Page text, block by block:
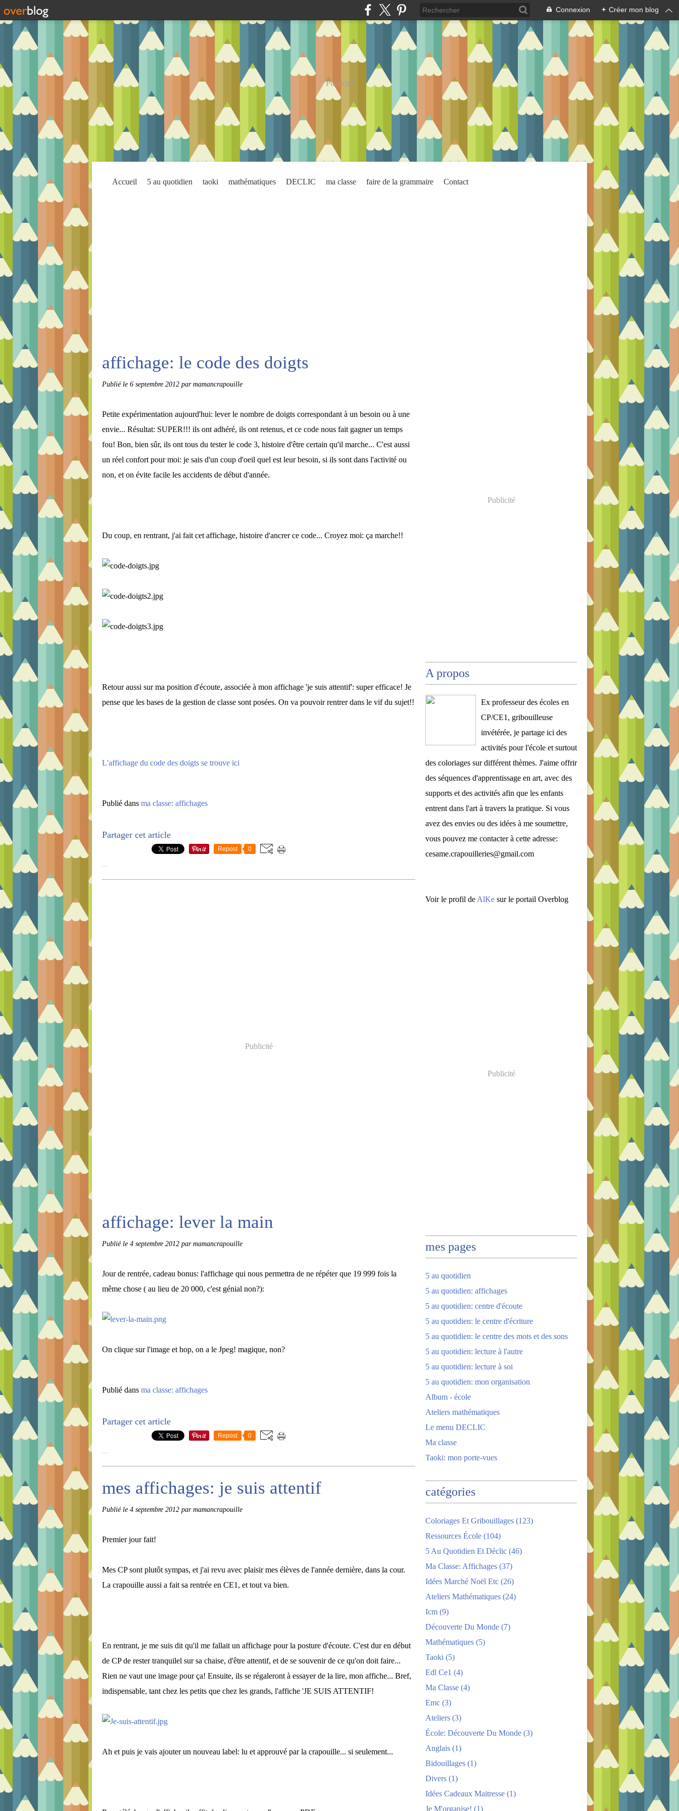
Connexion + Créer mon blog
Publicité
Accueil 5 au quotidien taoki mathématiques DECLIC ma classe faire de la grammaire Contact
affichage: le code des doigts
Publié le 6 septembre 2012 par mamancrapouille
Petite expérimentation aujourd'hui: lever le nombre de doigts correspondant à un besoin ou à une
envie... Résultat: SUPER!!! ils ont adhéré, ils ont retenus, et ce code nous fait gagner un temps
fou! Bon, bien sûr, ils ont tous du tester le code 3, histoire d'être certain qu'il marche... C'est aussi
un réel confort pour moi: je sais d'un coup d'oeil quel est leur besoin, si ils sont dans l'activité ou
non, et on évite facile les accidents de début d'année.
Du coup, en rentrant, j'ai fait cet affichage, histoire d'ancrer ce code... Croyez moi: ça marche!!
Retour aussi sur ma position d'écoute, associée à mon affichage 'je suis attentif': super efficace! Je
pense que les bases de la gestion de classe sont posées. On va pouvoir rentrer dans le vif du sujet!!
L'affichage du code des doigts se trouve ici
Publié dans ma classe: affichages
Partager cet article
Repost 0
Publicité
affichage: lever la main
Publié le 4 septembre 2012 par mamancrapouille
Jour de rentrée, cadeau bonus: l'affichage qui nous permettra de ne répéter que 19 999 fois la
même chose ( au lieu de 20 000, c'est génial non?):
On clique sur l'image et hop, on a le Jpeg! magique, non?
Publié dans ma classe: affichages
Partager cet article
Repost 0
mes affichages: je suis attentif
Publié le 4 septembre 2012 par mamancrapouille
Premier jour fait!
Mes CP sont plutôt sympas, et j'ai revu avec plaisir mes élèves de l'année dernière, dans la cour.
La crapouille aussi a fait sa rentrée en CE1, et tout va bien.
En rentrant, je me suis dit qu'il me fallait un affichage pour la posture d'écoute. C'est dur en début
de CP de rester tranquilel sur sa chaise, d'être attentif, et de se souvenir de ce qu'on doit faire...
Rien ne vaut une image pour ça! Ensuite, ils se régaleront à essayer de la lire, mon affiche... Bref,
indispensable, tant chez les petits que chez les grands, l'affiche 'JE SUIS ATTENTIF!
Ah et puis je vais ajouter un nouveau label: lu et approuvé par la crapouille... si seulement...
Publicité
A propos
Ex professeur des écoles en
CP/CE1, gribouilleuse
invétérée, je partage ici des
activités pour l'école et surtout
des coloriages sur différent thèmes. J'aime offrir
des séquences d'apprentissage en art, avec des
supports et des activités afin que les enfants
entrent dans l'art à travers la pratique. Si vous
avez des envies ou des idées à me soumettre,
vous pouvez me contacter à cette adresse:
cesame.crapouilleries@gmail.com
Voir le profil de AlKe sur le portail Overblog
Publicité
mes pages
5 au quotidien
5 au quotidien: affichages
5 au quotidien: centre d'écoute
5 au quotidien: le centre d'écriture
5 au quotidien: le centre des mots et des sons
5 au quotidien: lecture à l'autre
5 au quotidien: lecture à soi
5 au quotidien: mon organisation
Album - école
Ateliers mathématiques
Le menu DECLIC
Ma classe
Taoki: mon porte-vues
catégories
Coloriages Et Gribouillages (123)
Ressources École (104)
5 Au Quotidien Et Déclic (46)
Ma Classe: Affichages (37)
Idées Marché Noël Etc (26)
Ateliers Mathématiques (24)
Icm (9)
Découverte Du Monde (7)
Mathématiques (5)
Taoki (5)
Edl Ce1 (4)
Ma Classe (4)
Emc (3)
Ateliers (3)
École: Découverte Du Monde (3)
Anglais (1)
Bidouillages (1)
Divers (1)
Idées Cadeaux Maitresse (1)
Je M'organise! (1)